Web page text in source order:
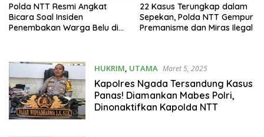
Polda NTT Resmi Angkat
Bicara Soal Insiden
Penembakan Warga Belu di
22 Kasus Terungkap dalam
Sepekan, Polda NTT Gempur
Premanisme dan Miras Ilegal
HUKRIM, UTAMA Maret 5, 2025
Kapolres Ngada Tersandung Kasus
Panas! Diamankan Mabes Polri,
Dinonaktifkan Kapolda NTT